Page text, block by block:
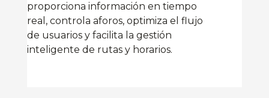
proporciona información en tiempo
real, controla aforos, optimiza el flujo
de usuarios y facilita la gestión
inteligente de rutas y horarios.